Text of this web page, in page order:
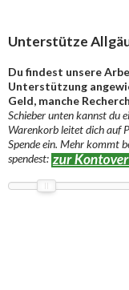
Unterstütze
Du findest unsere
Unterstützung
Geld, manche
Schieber unten kannst du
Warenkorb leitet dich auf
Spende ein. Mehr kommt
spendest: